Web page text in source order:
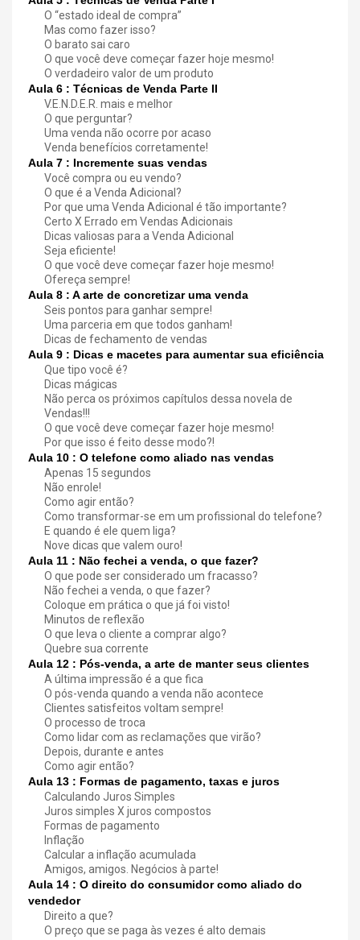
O “estado ideal de compra”
Mas como fazer isso?
O barato sai caro
O que você deve começar fazer hoje mesmo!
O verdadeiro valor de um produto
Aula 6 : Técnicas de Venda Parte II
V.E.N.D.E.R. mais e melhor
O que perguntar?
Uma venda não ocorre por acaso
Venda benefícios corretamente!
Aula 7 : Incremente suas vendas
Você compra ou eu vendo?
O que é a Venda Adicional?
Por que uma Venda Adicional é tão importante?
Certo X Errado em Vendas Adicionais
Dicas valiosas para a Venda Adicional
Seja eficiente!
O que você deve começar fazer hoje mesmo!
Ofereça sempre!
Aula 8 : A arte de concretizar uma venda
Seis pontos para ganhar sempre!
Uma parceria em que todos ganham!
Dicas de fechamento de vendas
Aula 9 : Dicas e macetes para aumentar sua eficiência
Que tipo você é?
Dicas mágicas
Não perca os próximos capítulos dessa novela de
Vendas!!!
O que você deve começar fazer hoje mesmo!
Por que isso é feito desse modo?!
Aula 10 : O telefone como aliado nas vendas
Apenas 15 segundos
Não enrole!
Como agir então?
Como transformar-se em um profissional do telefone?
E quando é ele quem liga?
Nove dicas que valem ouro!
Aula 11 : Não fechei a venda, o que fazer?
O que pode ser considerado um fracasso?
Não fechei a venda, o que fazer?
Coloque em prática o que já foi visto!
Minutos de reflexão
O que leva o cliente a comprar algo?
Quebre sua corrente
Aula 12 : Pós-venda, a arte de manter seus clientes
A última impressão é a que fica
O pós-venda quando a venda não acontece
Clientes satisfeitos voltam sempre!
O processo de troca
Como lidar com as reclamações que virão?
Depois, durante e antes
Como agir então?
Aula 13 : Formas de pagamento, taxas e juros
Calculando Juros Simples
Juros simples X juros compostos
Formas de pagamento
Inflação
Calcular a inflação acumulada
Amigos, amigos. Negócios à parte!
Aula 14 : O direito do consumidor como aliado do
vendedor
Direito a que?
O preço que se paga às vezes é alto demais